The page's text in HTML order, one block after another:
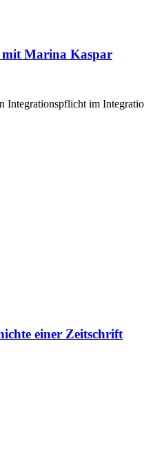
mit Marina Kaspar
Integrationspflicht im
einer Zeitschrift